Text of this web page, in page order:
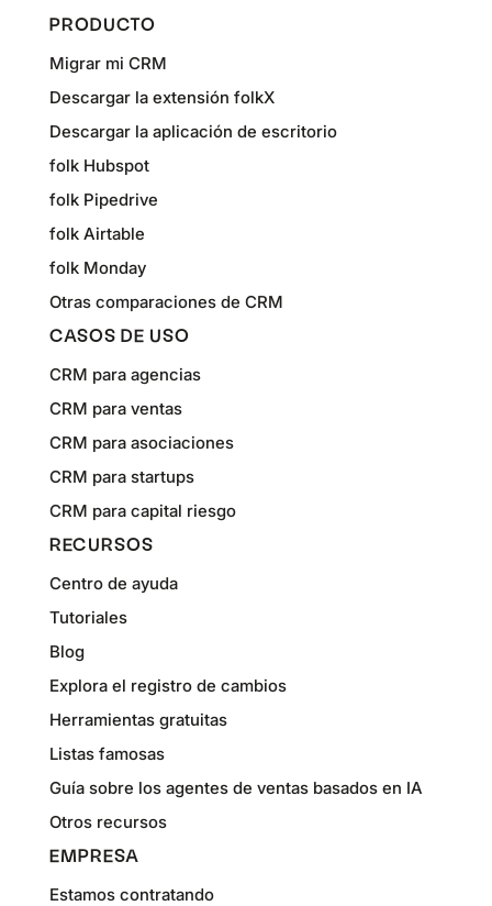
PRODUCTO
Migrar mi CRM
Descargar la extensión folkX
Descargar la aplicación de escritorio
folk Hubspot
folk Pipedrive
folk Airtable
folk Monday
Otras comparaciones de CRM
CASOS DE USO
CRM para agencias
CRM para ventas
CRM para asociaciones
CRM para startups
CRM para capital riesgo
RECURSOS
Centro de ayuda
Tutoriales
Blog
Explora el registro de cambios
Herramientas gratuitas
Listas famosas
Guía sobre los agentes de ventas basados en IA
Otros recursos
EMPRESA
Estamos contratando